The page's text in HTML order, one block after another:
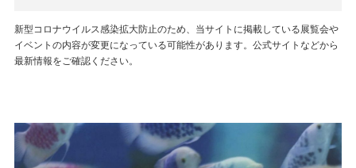
新型コロナウイルス感染拡大防止のため、当サイトに掲載している展覧会や
イベントの内容が変更になっている可能性があります。公式サイトなどから
最新情報をご確認ください。